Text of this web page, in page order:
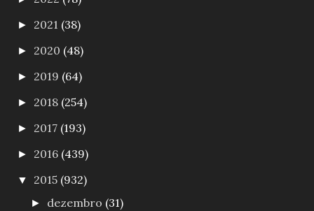
► 2021 (38)
► 2020 (48)
► 2019 (64)
► 2018 (254)
► 2017 (193)
► 2016 (439)
▼ 2015 (932)
► dezembro (31)